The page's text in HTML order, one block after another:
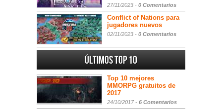
27/11/2023 - 0 Comentarios
Conflict of Nations para
jugadores nuevos
02/11/2023 - 0 Comentarios
Últimos Top 10
Top 10 mejores
MMORPG gratuitos de
2017
24/10/2017 - 6 Comentarios